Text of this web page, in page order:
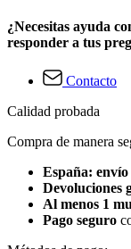
¿Necesitas ayuda
responder a tus
Contacto
Calidad probada
Compra de manera
España:
Devoluciones
Al menos 1
Pago seguro